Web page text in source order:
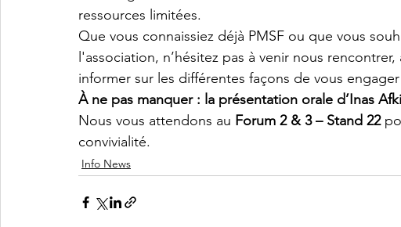
ressources limitées.
Que vous connaissiez déjà PMSF ou que vous
l'association, n’hésitez pas à venir nous
informer sur les différentes façons de vous
À ne pas manquer : la présentation orale d’Inas
Nous vous attendons au Forum 2 & 3 – Stand 22
convivialité.
Info News